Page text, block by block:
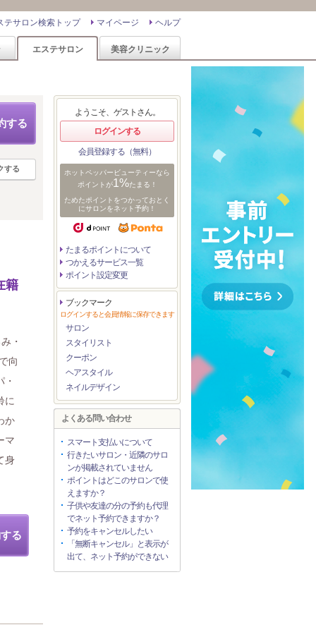
ヘルプ
マイページ
テサロン検索トップ
エステサロン 美容クリニック
する
する
籍
・
向
に
か
マ
身
る
ようこそ、ゲストさん。
ログインする
会員登録する（無料）
ホットペッパービューティーなら
ポイントが1%たまる！
ためたポイントをつかっておとく
にサロンをネット予約！
たまるポイントについて
つかえるサービス一覧
ポイント設定変更
ブックマーク
ログインすると会員情報に保存できます
サロン
スタイリスト
クーポン
ヘアスタイル
ネイルデザイン
よくある問い合わせ
スマート支払いについて
行きたいサロン・近隣のサロ
ンが掲載されていません
ポイントはどこのサロンで使
えますか？
子供や友達の分の予約も代理
でネット予約できますか？
予約をキャンセルしたい
「無断キャンセル」と表示が
出て、ネット予約ができない